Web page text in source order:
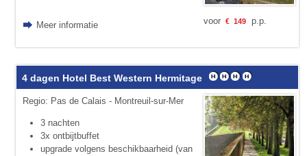
Meer informatie voor € 149p.p.
4 dagen Hotel Best Western Hermitage
Regio: Pas de Calais - Montreuil-sur-Mer
3 nachten
3x ontbijtbuffet
upgrade volgens beschikbaarheid (van